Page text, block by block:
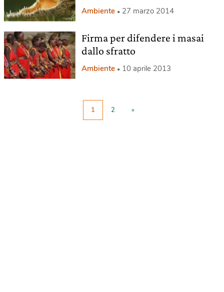
Ambiente 27 marzo 2014
Firma per difendere i masai
dallo sfratto
Ambiente 10 aprile 2013
1 2 »